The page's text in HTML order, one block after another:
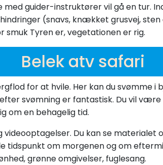
guider-instruktører vil gå en tur.
(snavs, knækket grusvej,
smuk Tyren er, vegetationen er rig.
Belek atv safari
for at hvile. Her kan du svømme
svømning er fantastisk. Du vil
om en behagelig tid.
Du kan se materialet
om morgenen og om
grønne omgivelser, fuglesang.